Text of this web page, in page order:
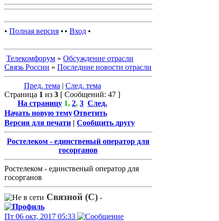
• Полная версия • • Вход •
Телекомфорум » Обсуждение отрасли
Связь России » Последние новости отрасли
Пред. тема | След. тема
Страница 1 из 3 [ Сообщений: 47 ]
На страницу 1, 2, 3 След.
Начать новую темуОтветить
Версия для печати | Сообщить другу
Ростелеком - единственый оператор для
госорганов
Ростелеком - единственый оператор для
госорганов
Связной (С) -
Пт 06 окт, 2017 05:33